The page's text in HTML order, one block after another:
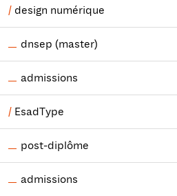
design numérique
dnsep (master)
admissions
EsadType
post-diplôme
admissions